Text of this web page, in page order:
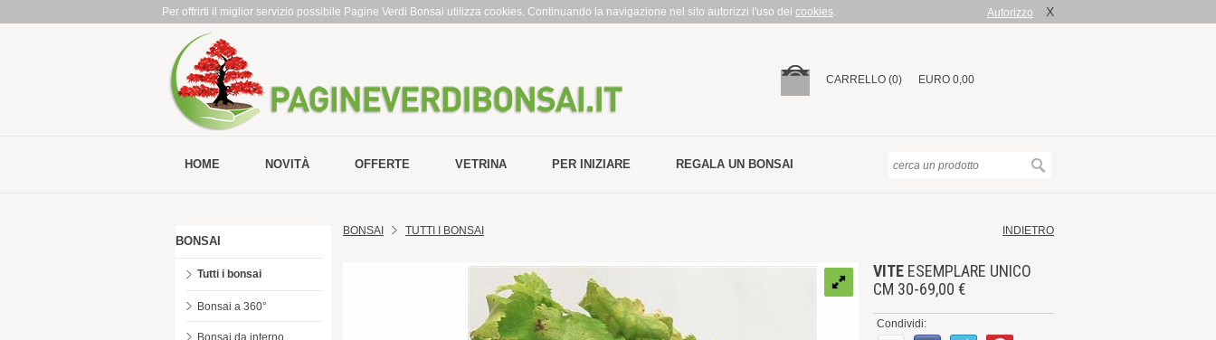
Per offrirti il miglior servizio possibile Pagine Verdi Bonsai utilizza cookies. Continuando la navigazione nel sito autorizzi l'uso dei cookies. Autorizzo X
CARRELLO (0) EURO 0,00
HOME NOVITÀ OFFERTE VETRINA PER INIZIARE REGALA UN BONSAI
BONSAI
Tutti i bonsai
Bonsai a 360°
Bonsai da interno
BONSAI TUTTI I BONSAI INDIETRO
VITE ESEMPLARE UNICO
CM 30-69,00 €
Condividi: